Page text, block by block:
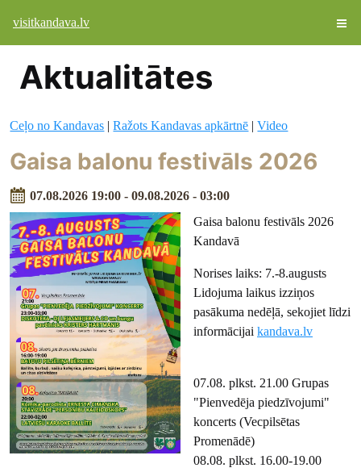
visitkandava.lv
Aktualitātes
Ceļo no Kandavas |Ražots Kandavas apkārtnē |Video
Gaisa balonu festivāls 2026
07.08.2026 19:00 - 09.08.2026 - 03:00
Gaisa balonu festivāls 2026
Kandavā
Norises laiks: 7.-8.augusts
Lidojuma laikus izziņos
pasākuma nedēļā, sekojiet līdzi
informācijai kandava.lv
07.08. plkst. 21.00 Grupas
"Pienvedēja piedzīvojumi"
koncerts (Vecpilsētas
Promenādē)
08.08. plkst. 16.00-19.00